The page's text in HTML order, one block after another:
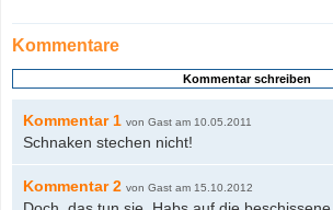
Kommentare
Kommentar 1 von Gast am 10.05.2011
Schnaken stechen nicht!
Kommentar 2 von Gast am 15.10.2012